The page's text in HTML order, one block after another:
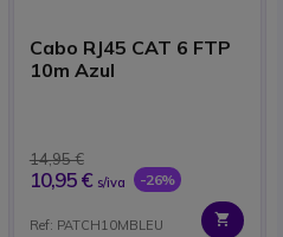
Cabo RJ45 CAT 6 FTP
10m Azul
14,95 €
10,95 € s/iva -26%
Ref: PATCH10MBLEU